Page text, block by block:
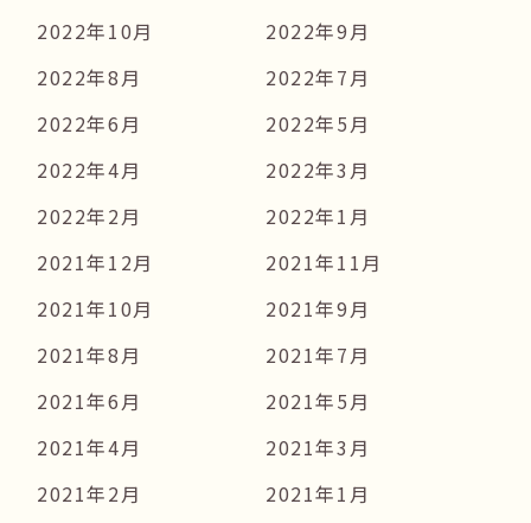
2022年10月
2022年9月
2022年8月
2022年7月
2022年6月
2022年5月
2022年4月
2022年3月
2022年2月
2022年1月
2021年12月
2021年11月
2021年10月
2021年9月
2021年8月
2021年7月
2021年6月
2021年5月
2021年4月
2021年3月
2021年2月
2021年1月